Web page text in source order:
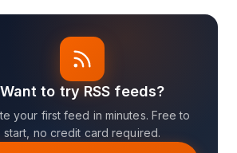
Want to try RSS feeds?
your first feed in minutes. Free to
start, no credit card required.